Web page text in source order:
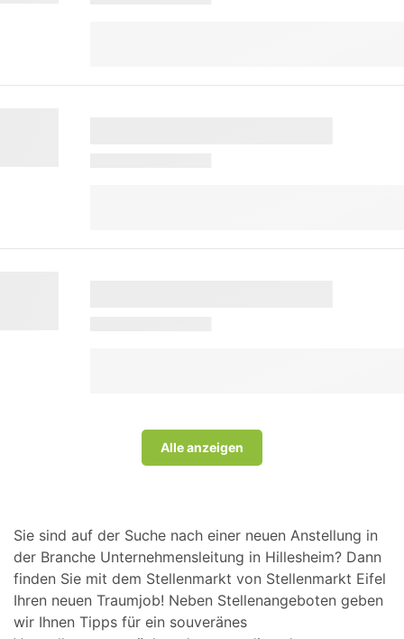
Alle anzeigen
Sie sind auf der Suche nach einer neuen Anstellung in
der Branche Unternehmensleitung in Hillesheim? Dann
finden Sie mit dem Stellenmarkt von Stellenmarkt Eifel
Ihren neuen Traumjob! Neben Stellenangeboten geben
wir Ihnen Tipps für ein souveränes